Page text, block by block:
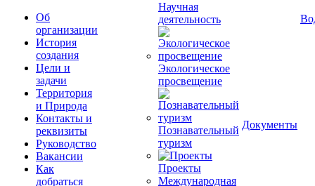
Об
организации
История
создания
Цели и
задачи
Территория
и Природа
Контакты и
реквизиты
Руководство
Вакансии
Как
добраться
Научная
деятельность
Экологическое
просвещение
Познавательный
туризм
Проекты
Международная
Документы